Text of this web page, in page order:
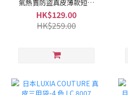
氣熱賣防盜真皮薄款短銀
包-4色JP 36652
HK$129.00
HK$259.00